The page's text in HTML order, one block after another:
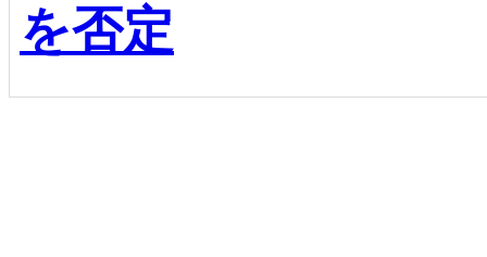
を否定